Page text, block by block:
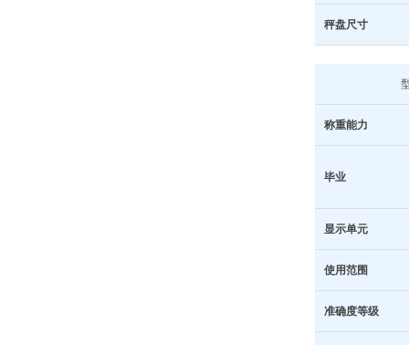
秤盘尺寸
称重能力
毕业
显示单元
使用范围
准确度等级